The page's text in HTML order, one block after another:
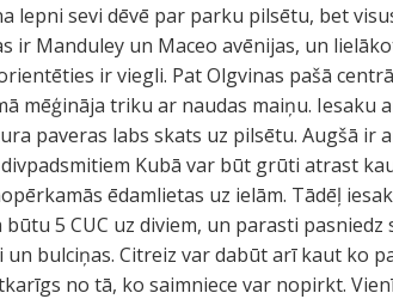
lepni sevi dēvē par parku pilsētu, bet
ir Manduley un Maceo avēnijas, un
ir viegli. Pat Olgvinas pašā
mēģināja triku ar naudas maiņu. Iesaku
paveras labs skats uz pilsētu. Augšā ir
Kubā var būt grūti atrast
ēdamlietas uz ielām. Tādēļ
5 CUC uz diviem, un parasti
bulciņas. Citreiz var dabūt arī kaut ko
no tā, ko saimniece var nopirkt.